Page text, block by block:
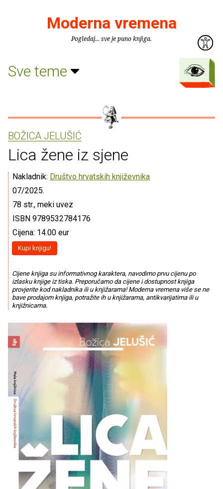
Moderna vremena
Pogledaj... sve je puno knjiga.
Sve teme
BOŽICA JELUŠIĆ
Lica žene iz sjene
Nakladnik: Društvo hrvatskih književnika
07/2025.
78 str., meki uvez
ISBN 9789532784176
Cijena: 14.00 eur
Kupi knjigu!
Cijene knjiga su informativnog karaktera, navodimo prvu cijenu po
izlasku knjige iz tiska. Preporučamo da cijene i dostupnost knjiga
provjerite kod nakladnika ili u knjižarama! Moderna vremena više se ne
bave prodajom knjiga, potražite ih u knjižarama, antikvarijatima ili u
knjižnicama.